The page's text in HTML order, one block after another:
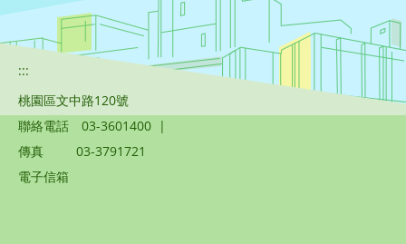
:::
桃園區文中路120號
聯絡電話
03-3601400 |
傳真
03-3791721
電子信箱